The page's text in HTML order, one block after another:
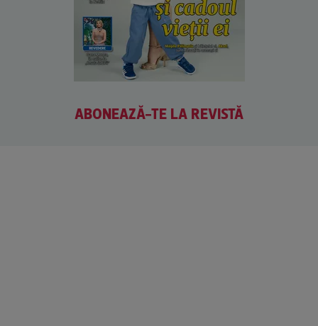
ABONEAZĂ-TE LA REVISTĂ